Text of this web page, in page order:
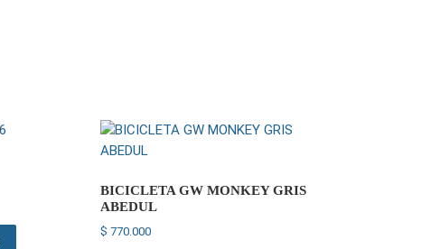
BICICLETA GW MONKEY GRIS
ABEDUL
$ 770.000